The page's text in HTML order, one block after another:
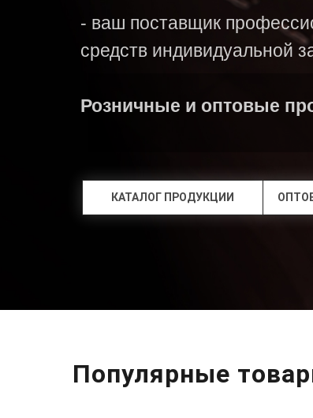
- ваш поставщик
средств индивидуальной
Розничные и оптовые
КАТАЛОГ ПРОДУКЦИИ
Популярные